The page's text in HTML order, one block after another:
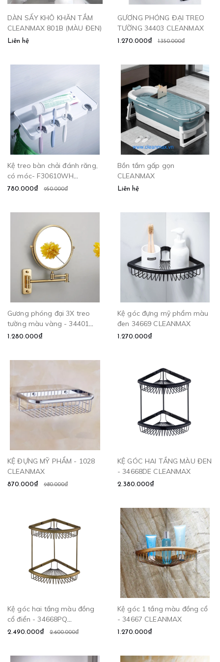
DÀN SẤY KHÔ KHĂN TẮM
CLEANMAX 801B (MÀU ĐEN)
Liên hệ
GƯƠNG PHÓNG ĐẠI TREO
TƯỜNG 34403 CLEANMAX
1.270.000₫ 1.350.000₫
Kệ treo bàn chải đánh răng,
có móc- F30610WH
CLEANMAX
780.000₫ 950.000₫
Bồn tắm gấp gọn
CLEANMAX
Liên hệ
Gương phóng đại 3X treo
tường màu vàng - 34401
CLEANMAX
1.280.000₫
Kệ góc đựng mỹ phẩm màu
đen 34669 CLEANMAX
1.270.000₫
KỆ ĐỰNG MỸ PHẨM - 1028
CLEANMAX
870.000₫ 980.000₫
KỆ GÓC HAI TẦNG MÀU ĐEN
- 34668DE CLEANMAX
2.380.000₫
Kệ góc hai tầng màu đồng
cổ điển - 34668PQ
CLEANMAX
2.490.000₫ 2.600.000₫
Kệ góc 1 tầng màu đồng cổ
- 34667 CLEANMAX
1.270.000₫